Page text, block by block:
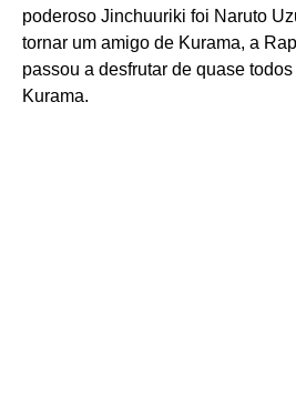
poderoso Jinchuuriki foi Naruto
tornar um amigo de Kurama, a
passou a desfrutar de quase
Kurama.